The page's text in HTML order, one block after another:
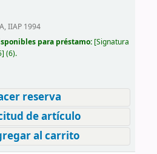
IIAP 1994
para préstamo: Signatura
(6).
reserva
de artículo
al carrito